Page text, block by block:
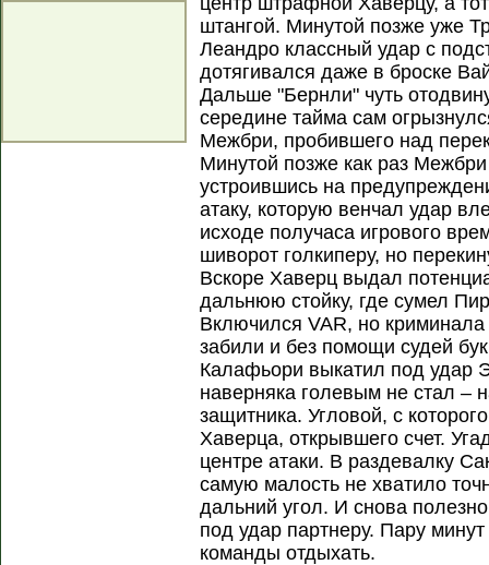
штангой. Минутой позже уже
Леандро классный удар с
дотягивался даже в броске
Дальше "Бернли" чуть
середине тайма сам
Межбри, пробившего над
Минутой позже как раз
устроившись на
атаку, которую венчал удар
исходе получаса игрового
шиворот голкиперу, но
Вскоре Хаверц выдал
дальнюю стойку, где сумел
Включился VAR, но
забили и без помощи судей
Калафьори выкатил под удар
наверняка голевым не стал –
защитника. Угловой, с
Хаверца, открывшего счет.
центре атаки. В раздевалку
самую малость не хватило
дальний угол. И снова
под удар партнеру. Пару
команды отдыхать.